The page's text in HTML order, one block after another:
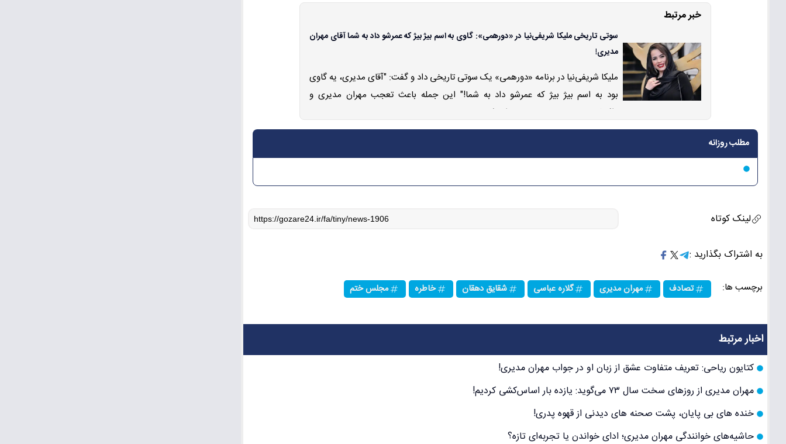
خبر مرتبط
سوتی تاریخی ملیکا شریفی‌نیا در «دورهمی»: گاوی به اسم بیژ بیژ که عمرشو داد به شما آقای مهران
مدیری!
ملیکا شریفی‌نیا در برنامه «دورهمی» یک سوتی تاریخی داد و گفت: "آقای مدیری، یه گاوی
بود به اسم بیژ بیژ که عمرشو داد به شما!" این جمله باعث تعجب مهران مدیری و
واکنش‌های جالب در میان حاضران شد.
مطلب روزانه
لینک کوتاه
به اشتراک بگذارید :
برچسب ها: تصادف مهران مدیری گلاره عباسی شقایق دهقان خاطره مجلس ختم
اخبار مرتبط
کتایون ریاحی: تعریف متفاوت عشق از زبان او در جواب مهران مدیری!
مهران مدیری از روزهای سخت سال ۷۳ می‌گوید: یازده بار اساس‌کشی کردیم!
خنده های بی پایان، پشت صحنه های دیدنی از قهوه پدری!
حاشیه‌های خوانندگی مهران مدیری؛ ادای خواندن یا تجربه‌ای تازه؟